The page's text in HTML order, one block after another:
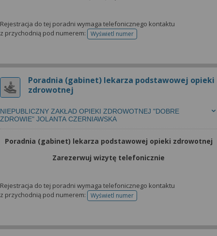
Rejestracja do tej poradni wymaga telefonicznego kontaktu
z przychodnią pod numerem:
Wyświetl numertelefonu do rejestracji
Poradnia (gabinet) lekarza podstawowej opieki
zdrowotnej
NIEPUBLICZNY ZAKŁAD OPIEKI ZDROWOTNEJ "DOBRE
ZDROWIE" JOLANTA CZERNIAWSKA
Poradnia (gabinet) lekarza podstawowej opieki zdrowotnej
Zarezerwuj wizytę telefonicznie
Rejestracja do tej poradni wymaga telefonicznego kontaktu
z przychodnią pod numerem:
Wyświetl numertelefonu do rejestracji
danych tylko w niektórych celach. Jeżeli chcesz
dowiedzieć się więcej lub chcesz przeprowadzić
narzędzi zewnętrznych w naszym serwisie
znajdziesz w Regulaminie Serwisu.